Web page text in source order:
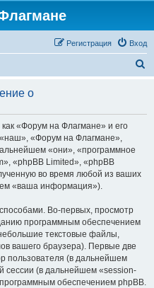
Вход
Регистрация
с
о
«Форум на Флагмане» и его
«Форум на Флагмане»,
«они», «программное
«phpBB Limited», «phpBB
во время любой из ваших
«ваша информация»).
Во-первых, просмотр
программным обеспечением
текстовые файлы,
вашего браузера). Первые две
пользователя (в дальнейшем
сессии (в дальнейшем «session-
обеспечением phpBB.